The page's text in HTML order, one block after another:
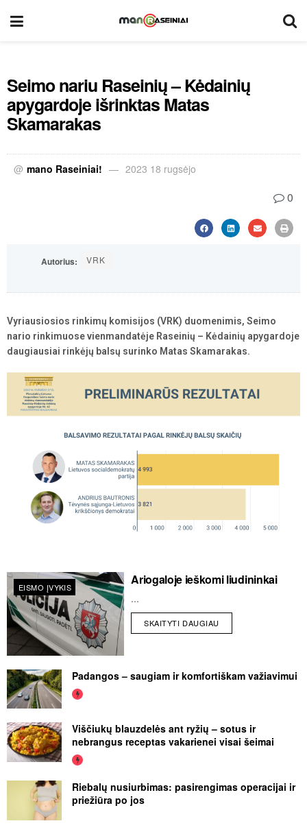
Seimo nariu Raseinių – Kėdainių
apygardoje išrinktas Matas
Skamarakas
@ mano Raseiniai! 2023 18 rugsėjo
0
Autorius: VRK
Vyriausiosios rinkimų komisijos (VRK) duomenimis, Seimo
nario rinkimuose vienmandatėje Raseinių – Kėdainių apygardoje
daugiausiai rinkėjų balsų surinko Matas Skamarakas.
EISMO ĮVYKIS Ariogaloje ieškomi liudininkai
...
SKAITYTI DAUGIAU
Padangos – saugiam ir komfortiškam važiavimui
Viščiukų blauzdelės ant ryžių – sotus ir
nebrangus receptas vakarienei visai šeimai
Riebalų nusiurbimas: pasirengimas operacijai ir
priežiūra po jos